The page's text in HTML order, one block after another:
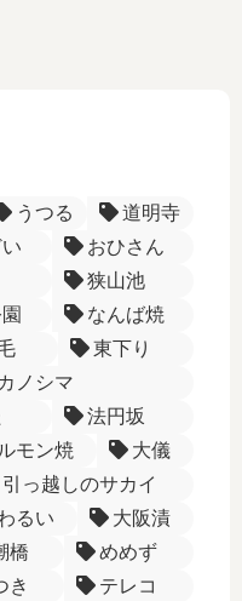
うつる
道明寺
おひさん
狭山池
なんば焼
東下り
ノシマ
法円坂
モン焼
大儀
引っ越しのサカイ
るい
大阪漬
橋
めめず
き
テレコ